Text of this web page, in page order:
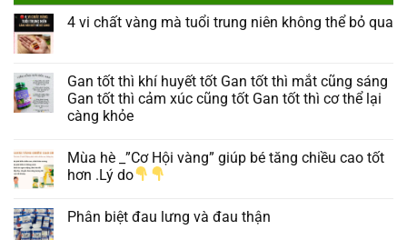
4 vi chất vàng mà tuổi trung niên không thể bỏ qua
Gan tốt thì khí huyết tốt Gan tốt thì mắt cũng sáng
Gan tốt thì cảm xúc cũng tốt Gan tốt thì cơ thể lại
càng khỏe
Mùa hè _”Cơ Hội vàng” giúp bé tăng chiều cao tốt
hơn .Lý do
Phân biệt đau lưng và đau thận